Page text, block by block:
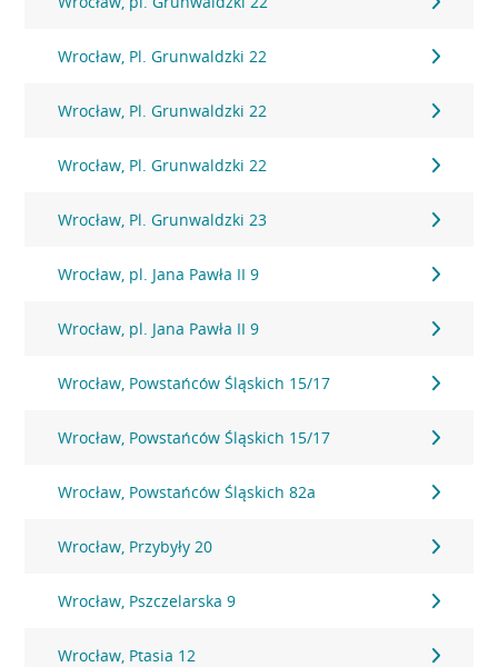
Wrocław, Pl. Grunwaldzki 22
Wrocław, Pl. Grunwaldzki 22
Wrocław, Pl. Grunwaldzki 22
Wrocław, Pl. Grunwaldzki 23
Wrocław, pl. Jana Pawła II 9
Wrocław, pl. Jana Pawła II 9
Wrocław, Powstańców Śląskich 15/17
Wrocław, Powstańców Śląskich 15/17
Wrocław, Powstańców Śląskich 82a
Wrocław, Przybyły 20
Wrocław, Pszczelarska 9
Wrocław, Ptasia 12